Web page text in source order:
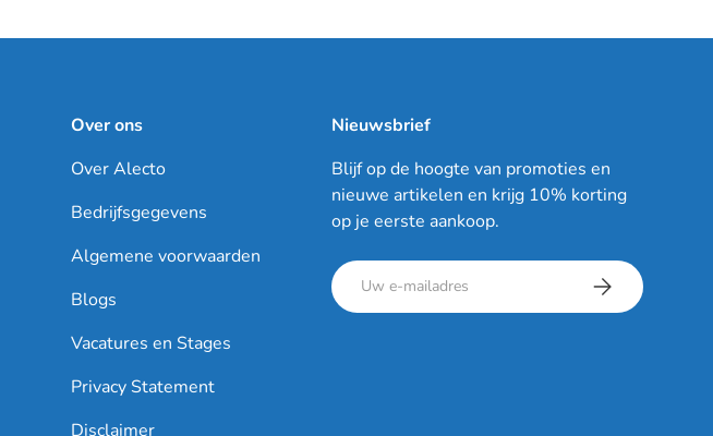
Over ons
Over Alecto
Bedrijfsgegevens
Algemene voorwaarden
Blogs
Vacatures en Stages
Privacy Statement
Disclaimer
Nieuwsbrief
Blijf op de hoogte van promoties en
nieuwe artikelen en krijg 10% korting
op je eerste aankoop.
E-mailadres Abonneer